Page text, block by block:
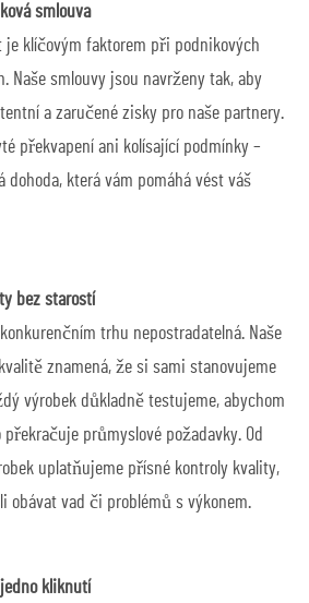
smlouva
je klíčovým faktorem při podnikových
Naše smlouvy jsou navrženy tak, aby
a zaručené zisky pro naše partnery.
překvapení ani kolísající podmínky –
dohoda, která vám pomáhá vést váš
bez starostí
trhu nepostradatelná. Naše
znamená, že si sami stanovujeme
výrobek důkladně testujeme, abychom
průmyslové požadavky. Od
uplatňujeme přísné kontroly kvality,
obávat vad či problémů s výkonem.
kliknutí